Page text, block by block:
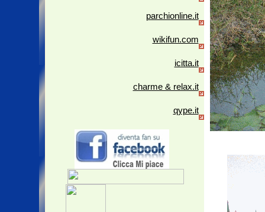
parchionline.it
wikifun.com
icitta.it
charme & relax.it
qype.it